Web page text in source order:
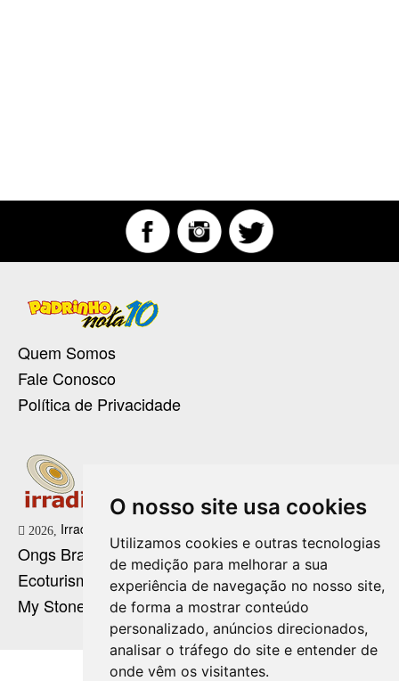
O nosso site usa cookies
Utilizamos cookies e outras tecnologias
de medição para melhorar a sua
experiência de navegação no nosso site,
de forma a mostrar conteúdo
personalizado, anúncios direcionados,
analisar o tráfego do site e entender de
onde vêm os visitantes.
Quem Somos
Fale Conosco
Política de Privacidade
2026, Irradie Marketing Digital
Ongs Brasil
Ecoturismo no Brasil
My Stone Cristaloterapia